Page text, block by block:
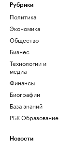
Рубрики
Политика
Экономика
Общество
Бизнес
Технологии и
медиа
Финансы
Биографии
База знаний
РБК Образование
Новости